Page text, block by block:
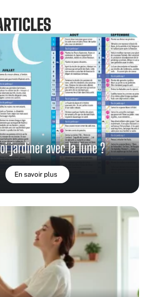
jardiner avec la lune ?
En savoir plus